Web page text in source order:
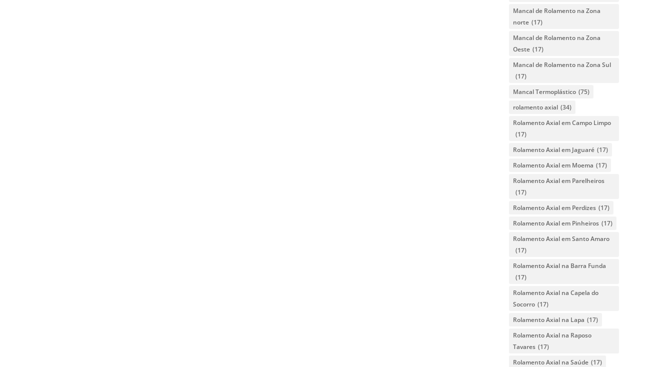
Mancal de Rolamento na Zona
norte (17)
Mancal de Rolamento na Zona
Oeste (17)
Mancal de Rolamento na Zona Sul
(17)
Mancal Termoplástico (75)
rolamento axial (34)
Rolamento Axial em Campo Limpo
(17)
Rolamento Axial em Jaguaré (17)
Rolamento Axial em Moema (17)
Rolamento Axial em Parelheiros
(17)
Rolamento Axial em Perdizes (17)
Rolamento Axial em Pinheiros (17)
Rolamento Axial em Santo Amaro
(17)
Rolamento Axial na Barra Funda
(17)
Rolamento Axial na Capela do
Socorro (17)
Rolamento Axial na Lapa (17)
Rolamento Axial na Raposo
Tavares (17)
Rolamento Axial na Saúde (17)